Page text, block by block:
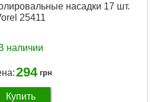
насадки 17 шт.
25411
наличии
294 грн
Купить